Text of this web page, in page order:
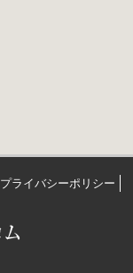
プライバシーポリシー